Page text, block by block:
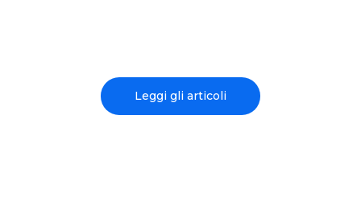
Leggi gli articoli